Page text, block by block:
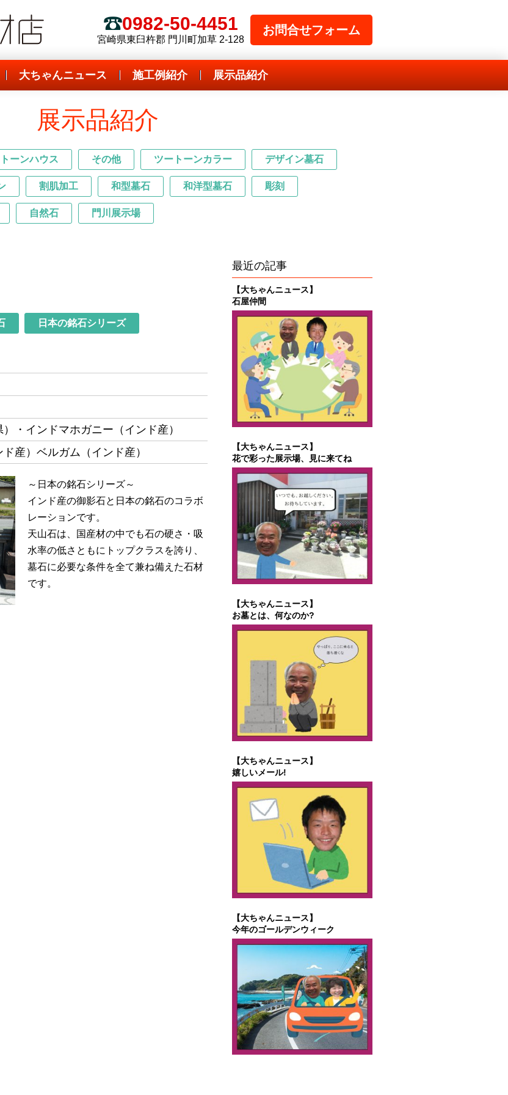
材店
お問合せフォーム
電話
0982-50-4451
宮崎県東臼杵郡 門川町加草 2-128
大ちゃんニュース 施工例紹介 展示品紹介
展示品紹介
ーンハウス その他 ツートーンカラー デザイン墓石
割肌加工 和型墓石 和洋型墓石 彫刻
自然石 門川展示場
日本の銘石シリーズ
・インドマホガニー（インド産）
産）ベルガム（インド産）
～日本の銘石シリーズ～
インド産の御影石と日本の銘石のコラボ
レーシ ョンです。
天山石は、国産材の中でも石の硬さ・吸
水率の低さともにトップクラスを誇り、
墓石に必要な条件を全て兼ね備えた石材
です。
最近の記事
【大ちゃんニュース】
石屋仲間
【大ちゃんニュース】
花で彩った展示場、見に来てね
【大ちゃんニュース】
お墓とは、何なのか?
【大ちゃんニュース】
嬉しいメール!
【大ちゃんニュース】
今年のゴールデンウィーク